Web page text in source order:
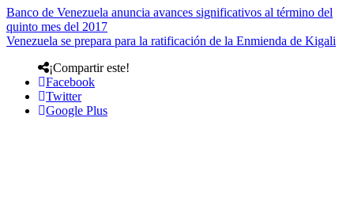
Banco de Venezuela anuncia avances significativos al término del
quinto mes del 2017
Venezuela se prepara para la ratificación de la Enmienda de Kigali
¡Compartir este!
Facebook
Twitter
Google Plus